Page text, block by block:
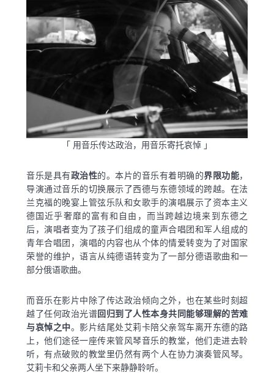
「 用音乐传达政治，用音乐寄托哀悼 」
音乐是具有政治性的。本片的音乐有着明确的界限功能，
导演通过音乐的切换展示了西德与东德领域的跨越。在法
兰克福的晚宴上管弦乐队和女歌手的演唱展示了资本主义
德国近乎奢靡的富有和自由，而当跨越边境来到东德之
后，演唱者变为了孩子们组成的童声合唱团和军人组成的
青年合唱团，演唱的内容也从个体的情爱转变为了对国家
荣誉的维护，语言从纯德语转变为了一部分德语歌曲和一
部分俄语歌曲。
而音乐在影片中除了传达政治倾向之外，也在某些时刻超
越了任何政治光谱回归到了人性本身共同能够理解的苦难
与哀悼之中。影片结尾处艾莉卡陪父亲驾车离开东德的路
上，他们途径一座传来管风琴音乐的教堂，他们走进去聆
听，有点破败的教堂里仍然有两个人在协力演奏管风琴。
艾莉卡和父亲两人坐下来静静聆听。